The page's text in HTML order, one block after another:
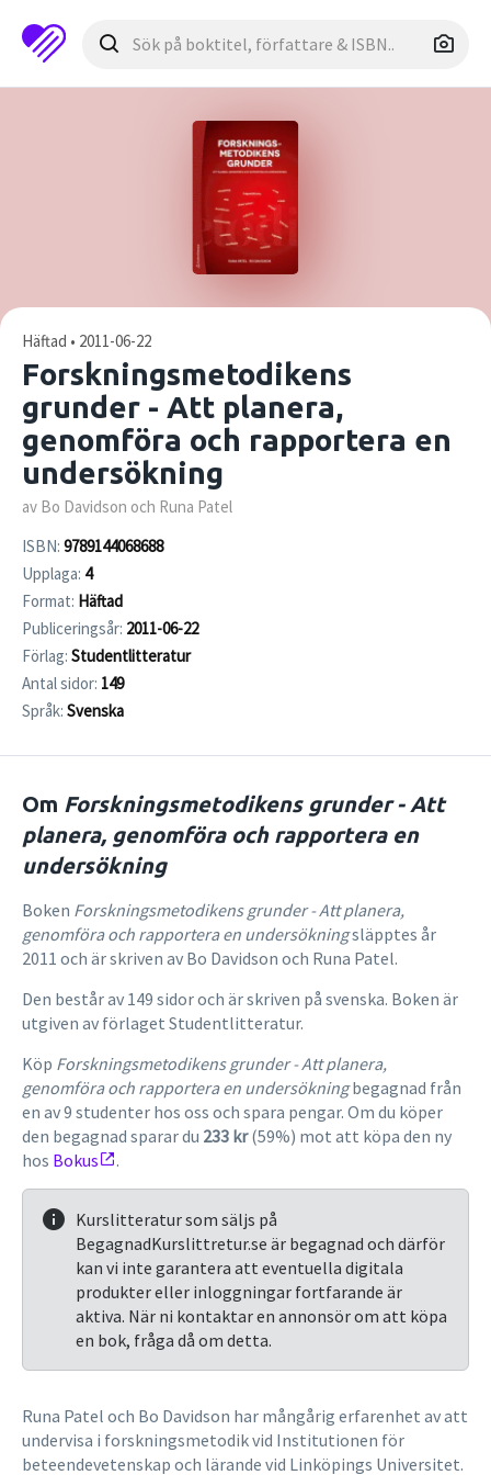
Häftad • 2011-06-22
Forskningsmetodikens
grunder - Att planera,
genomföra och rapportera en
undersökning
av Bo Davidson och Runa Patel
ISBN: 9789144068688
Upplaga: 4
Format: Häftad
Publiceringsår: 2011-06-22
Förlag: Studentlitteratur
Antal sidor: 149
Språk: Svenska
Om Forskningsmetodikens grunder - Att
planera, genomföra och rapportera en
undersökning
Boken Forskningsmetodikens grunder - Att planera,
genomföra och rapportera en undersökningsläpptes år
2011 och är skriven av Bo Davidson och Runa Patel.
Den består av 149 sidor och är skriven på svenska. Boken är
utgiven av förlaget Studentlitteratur.
Köp Forskningsmetodikens grunder - Att planera,
genomföra och rapportera en undersökningbegagnad från
en av 9 studenter hos oss och spara pengar. Om du köper
den begagnad sparar du 233 kr(59%) mot att köpa den ny
hos Bokus .
Kurslitteratur som säljs på
BegagnadKurslittretur.se är begagnad och därför
kan vi inte garantera att eventuella digitala
produkter eller inloggningar fortfarande är
aktiva. När ni kontaktar en annonsör om att köpa
en bok, fråga då om detta.
Runa Patel och Bo Davidson har mångårig erfarenhet av att
undervisa i forskningsmetodik vid Institutionen för
beteendevetenskap och lärande vid Linköpings Universitet.